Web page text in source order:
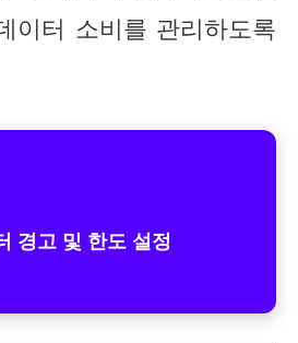
이터 소비를 관리하도록
경고 및 한도 설정